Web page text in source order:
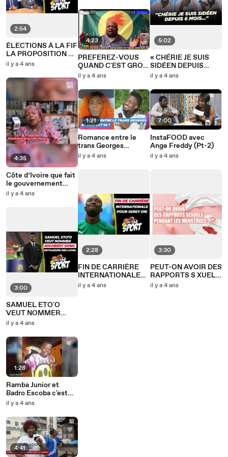
2:54
ÉLECTIONS À LA FIF
LA PROPOSITION DE
LA FIFA REJETÉE
il y a 4 ans
4:35
Côte d’Ivoire que fait
le gouvernement
face à la vie chère
il y a 4 ans
3:00
SAMUEL ETO'O
VEUT NOMMER
RIGOBERT SONG
ENTRAINEUR
il y a 4 ans
1:28
Ramba Junior et
Badro Escoba c'est
Fini !
il y a 4 ans
4:41
4:23
PREFEREZ-VOUS
QUAND C'EST GROS,
LONG OU LARGE
il y a 4 ans
1:21
Romance entre le
trans Georges
Redemption et
il y a 4 ans
2:28
FIN DE CARRIÈRE
INTERNATIONALE
POUR SEREY DIE
il y a 4 ans
5:02
« CHÉRIE JE SUIS
SIDÉEN DEPUIS
MAINTENANT 6
il y a 4 ans
7:00
InstaFOOD avec
Ange Freddy (Pt-2)
il y a 4 ans
3:30
PEUT-ON AVOIR DES
RAPPORTS S XUELS
PENDANT LES
il y a 4 ans